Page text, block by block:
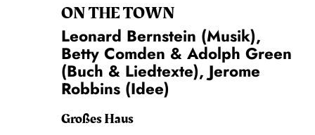
ON THE TOWN
Leonard Bernstein (Musik),
Betty Comden & Adolph Green
(Buch & Liedtexte), Jerome
Robbins (Idee)
Großes Haus